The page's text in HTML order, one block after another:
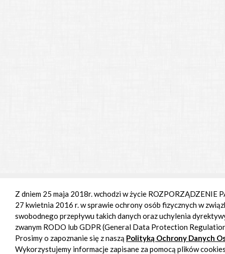
Z dniem 25 maja 2018r. wchodzi w życie ROZPORZĄDZENIE
27 kwietnia 2016 r. w sprawie ochrony osób fizycznych w
swobodnego przepływu takich danych oraz uchylenia
zwanym RODO lub GDPR (General Data Protection
Prosimy o zapoznanie się z naszą Polityką Ochrony Danych
Wykorzystujemy informacje zapisane za pomocą plików